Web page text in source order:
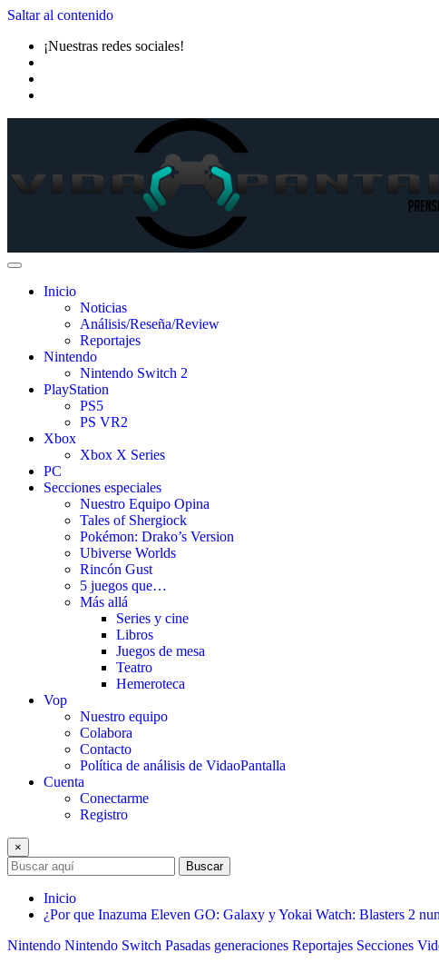
Saltar al contenido
¡Nuestras redes sociales!
Inicio
Noticias
Análisis/Reseña/Review
Reportajes
Nintendo
Nintendo Switch 2
PlayStation
PS5
PS VR2
Xbox
Xbox X Series
PC
Secciones especiales
Nuestro Equipo Opina
Tales of Shergiock
Pokémon: Drako’s Version
Ubiverse Worlds
Rincón Gust
5 juegos que…
Más allá
Series y cine
Libros
Juegos de mesa
Teatro
Hemeroteca
Vop
Nuestro equipo
Colabora
Contacto
Política de análisis de VidaoPantalla
Cuenta
Conectarme
Registro
×
Buscar
Inicio
¿Por que Inazuma Eleven GO: Galaxy y Yokai Watch: Blasters 2
Nintendo Nintendo Switch Pasadas generaciones Reportajes Secciones